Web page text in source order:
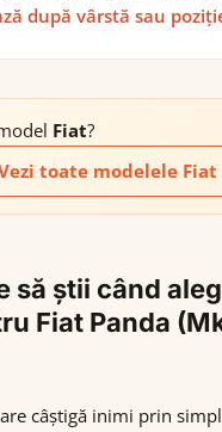
după vârstă sau
Fiat?
toate modelele
să știi când
Fiat Panda
câștigă inimi prin